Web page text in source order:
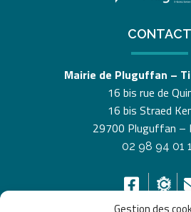
Gestion des
CONTACT
Mairie de Pluguffan –
16 bis rue de
16 bis Straed
29700 Pluguffan –
02 98 94 01